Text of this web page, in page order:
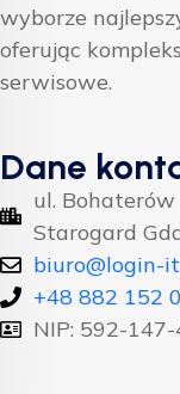
wyborze
oferując
serwisowe.
Dane
ul.
Starogard
biuro@login-
+48 882 152
NIP: 592-